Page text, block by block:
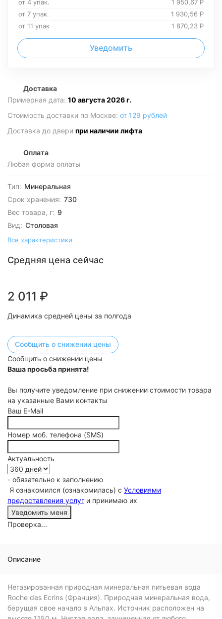
от 4 упак. 1 950,67 Р
от 7 упак.
1 930,56 Р
от 11 упак
1 870,23 Р
Уведомить
Доставка
Примерная дата: 10 августа 2026 г.
Стоимость доставки по Москве: от 129 рублей
Доставка до двери при наличии лифта
Оплата
Любая форма оплаты
Тип: Минеральная
Срок хранения: 730
Вес товара, г: 9
Вид: Столовая
Все характеристики
Средняя цена сейчас
2 011 ₽
Динамика средней цены за полгода
Сообщить о снижении цены
Сообщить о снижении цены
Ваша просьба принята!
Вы получите уведомление при снижении стоимости товара
на указанные Вами контакты
Ваш E-Mail
Номер моб. телефона (SMS)
Актуальность
- обязательно к заполнению
Я ознакомился (ознакомилась) с Условиями
предоставления услуг и принимаю их
Проверка...
Описание
Негазированная природная минеральная питьевая вода
Roche des Ecrins (Франция). Природная минеральная вода,
берущая свое начало в Альпах. Источник расположен на